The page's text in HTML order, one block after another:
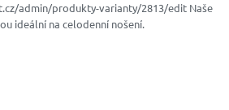
admin/produkty-varianty/2813/edit Naše
ideální na celodenní nošení.